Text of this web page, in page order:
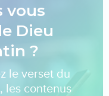
vous
Dieu
?
le verset du
les contenus